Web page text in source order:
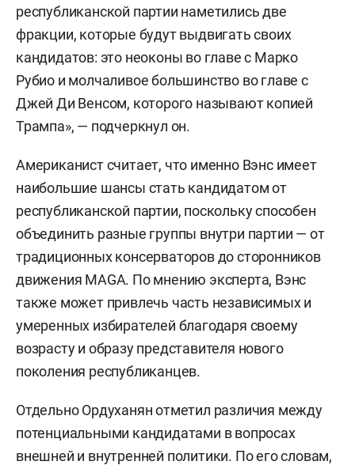
республиканской партии наметились две
фракции, которые будут выдвигать своих
кандидатов: это неоконы во главе с Марко
Рубио и молчаливое большинство во главе с
Джей Ди Венсом, которого называют копией
Трампа», — подчеркнул он.
Американист считает, что именно Вэнс имеет
наибольшие шансы стать кандидатом от
республиканской партии, поскольку способен
объединить разные группы внутри партии — от
традиционных консерваторов до сторонников
движения MAGA. По мнению эксперта, Вэнс
также может привлечь часть независимых и
умеренных избирателей благодаря своему
возрасту и образу представителя нового
поколения республиканцев.
Отдельно Ордуханян отметил различия между
потенциальными кандидатами в вопросах
внешней и внутренней политики. По его словам,